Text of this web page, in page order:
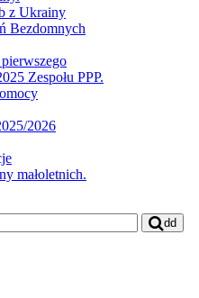
z Ukrainy
Bezdomnych
Zespołu PPP.
2026
małoletnich.
dd